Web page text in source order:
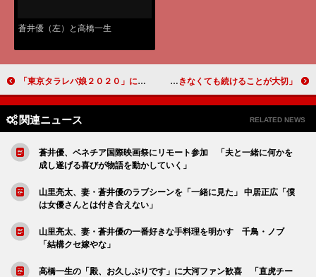
蒼井優（左）と高橋一生
「東京タラレバ娘２０２０」に共感の嵐！ 坂口健太郎＆田中圭も話題に 吉高由里子「失敗を知らない方がよっぽど怖い」 横浜流星「達成できなくても続けることが大切」
関連ニュース RELATED NEWS
蒼井優、ベネチア国際映画祭にリモート参加 「夫と一緒に何かを
成し遂げる喜びが物語を動かしていく」
山里亮太、妻・蒼井優のラブシーンを「一緒に見た」 中居正広「僕
は女優さんとは付き合えない」
山里亮太、妻・蒼井優の一番好きな手料理を明かす 千鳥・ノブ
「結構クセ嫁やな」
高橋一生の「殿、お久しぶりです」に大河ファン歓喜 「直虎チー